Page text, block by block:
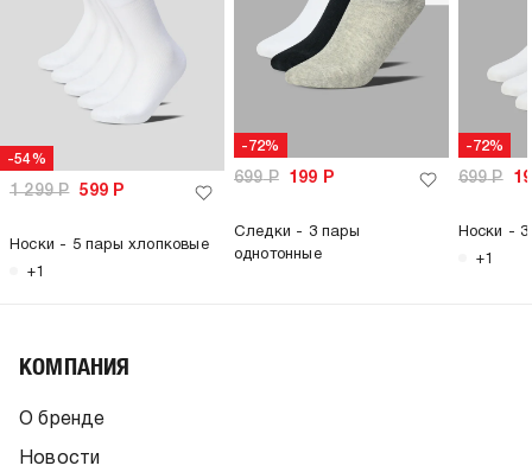
-54%
1 299Р 599 Р
Носки - 5 пары хлопковые
+1
-72%
699Р 199 Р
Следки - 3 пары
однотонные
-72%
699Р
Носки -
+1
КОМПАНИЯ
О бренде
Новости